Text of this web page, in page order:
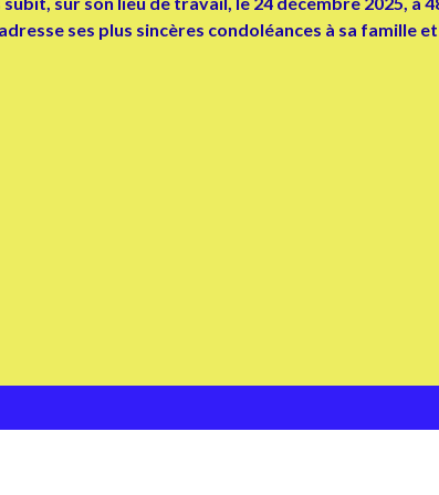
ses plus sincères condoléances à sa famille et